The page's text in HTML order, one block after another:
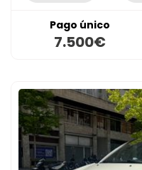
Pago único
7.500€